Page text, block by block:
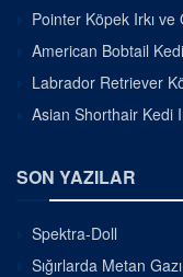
Pointer Köpek Irkı ve
American Bobtail
Labrador Retriever
Asian Shorthair Kedi
SON YAZILAR
Spektra-Doll
Sığırlarda Metan